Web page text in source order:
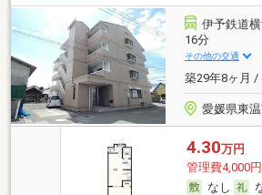
伊予鉄道
16分
その他の交通
築29年8ヶ月 /
愛媛県東
4.30万円
管理費4,000円
なし